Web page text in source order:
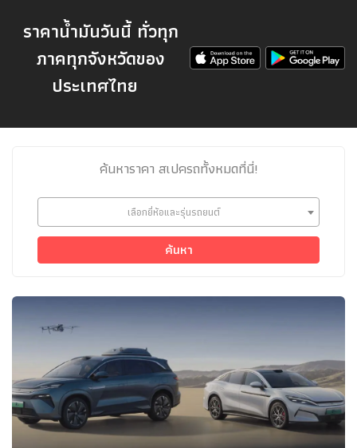
ราคาน้ำมันวันนี้ ทั่วทุก
ภาคทุกจังหวัดของ
ประเทศไทย
ค้นหาราคา สเปครถทั้งหมดที่นี่!
เลือกยี่ห้อและรุ่นรถยนต์
ค้นหา